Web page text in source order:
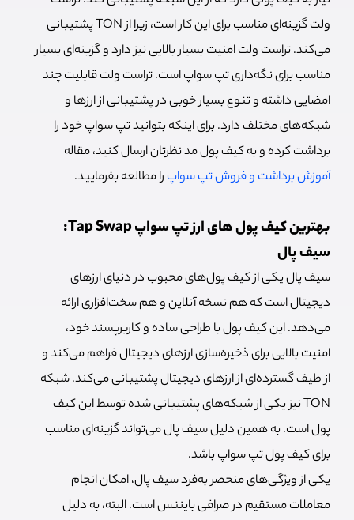
ولت گزینه‌ای مناسب برای این کار است، زیرا از TON پشتیبانی
می‌کند. تراست ولت امنیت بسیار بالایی نیز دارد و گزینه‌ای بسیار
مناسب برای نگه‌داری تپ سواپ است. تراست ولت قابلیت چند
امضایی داشته و تنوع بسیار خوبی در پشتیبانی از ارزها و
شبکه‌های مختلف دارد. برای اینکه بتوانید تپ سواپ خود را
برداشت کرده و به کیف پول مد نظرتان ارسال کنید، مقاله
آموزش برداشت و فروش تپ سواپ را مطالعه بفرمایید.
بهترین کیف پول‌ های ارز تپ سواپ Tap Swap:
سیف پال
سیف پال یکی از کیف پول‌های محبوب در دنیای ارزهای
دیجیتال است که هم نسخه آنلاین و هم سخت‌افزاری ارائه
می‌دهد. این کیف پول با طراحی ساده و کاربرپسند خود،
امنیت بالایی برای ذخیره‌سازی ارزهای دیجیتال فراهم می‌کند و
از طیف گسترده‌ای از ارزهای دیجیتال پشتیبانی می‌کند. شبکه
TON نیز یکی از شبکه‌های پشتیبانی شده توسط این کیف
پول است. به همین دلیل سیف پال می‌تواند گزینه‌ای مناسب
برای کیف پول تپ سواپ باشد.
یکی از ویژگی‌های منحصر به‌فرد سیف پال، امکان انجام
معاملات مستقیم در صرافی بایننس است. البته، به دلیل